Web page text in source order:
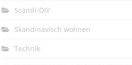
Scandi-DIY
Skandinavisch wohnen
Technik